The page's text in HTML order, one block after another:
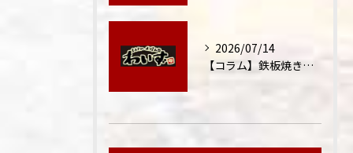
2026/07/14
【コラム】鉄板焼きが"コミュニケーション飯"と呼ばれる理由